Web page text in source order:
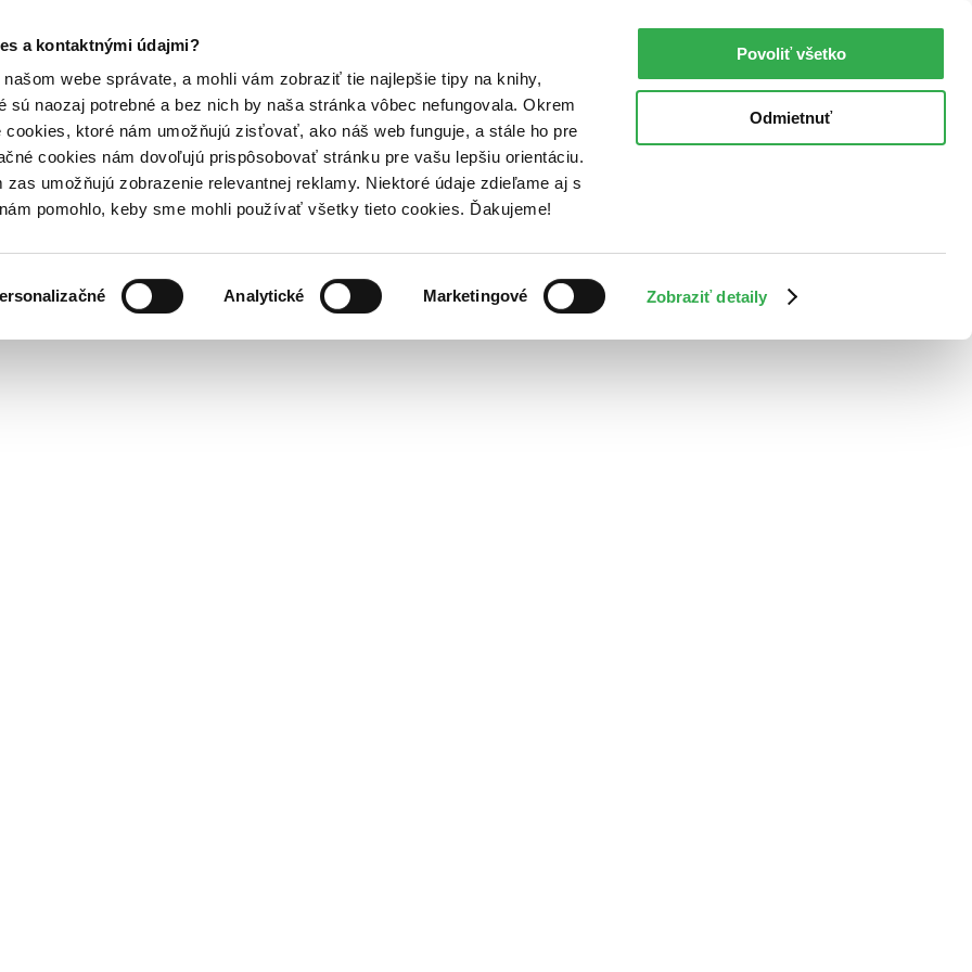
a kontaktnými údajmi?
webe správate, a mohli vám zobraziť tie najlepšie tipy na knihy,
sú naozaj potrebné a bez nich by naša stránka vôbec nefungovala. Okrem
ktoré nám umožňujú zisťovať, ako náš web funguje, a stále ho pre
cookies nám dovoľujú prispôsobovať stránku pre vašu lepšiu orientáciu.
umožňujú zobrazenie relevantnej reklamy. Niektoré údaje zdieľame aj s
pomohlo, keby sme mohli používať všetky tieto cookies. Ďakujeme!
Analytické Marketingové Zobraziť detaily
Povoliť všetko
Odmietnuť